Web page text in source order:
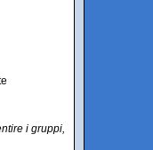
i gruppi,